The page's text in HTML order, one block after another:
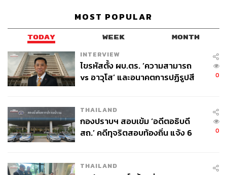
กลุ่มเป็นขาวกับดำเยอะมากทั้งๆ ที่แม้แต่
เสื้อผ้าหรือสีก็ไม่มีเพศ…
วันนี้เขื่อนได้มาที่แสน
สิริ ได้เจอป้ายห้องน้ำเป็นสัญลักษณ์ LGBTQ+
รู้สึกมีความสุขและรู้สึกปลอดภัยมาก”
เขื่อน-ภัทรดนัย เสตสุวรรณ
อีกประเด็นหนึ่งที่น่าสนใจคือ เรื่องของความแตกต่างทางเพศ
MOST POPULAR
TODAY WEEK MONTH
INTERVIEW
ไขรหัสตั้ง ผบ.ตร. ‘ความสามารถ
vs อาวุโส’ และอนาคตการปฏิรูปสี
0
THAILAND
กองปราบฯ สอบเข้ม ‘อดีตอธิบดี
สถ.’ คดีทุจริตสอบท้องถิ่น แจ้ง 6
0
THAILAND